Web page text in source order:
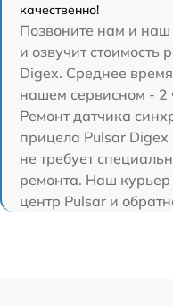
качественно!
Позвоните нам и наш
и озвучит стоимость
Digex. Среднее
нашем сервисном - 2
Ремонт датчика
прицела Pulsar Digex
не требует
ремонта. Наш курьер
центр Pulsar и